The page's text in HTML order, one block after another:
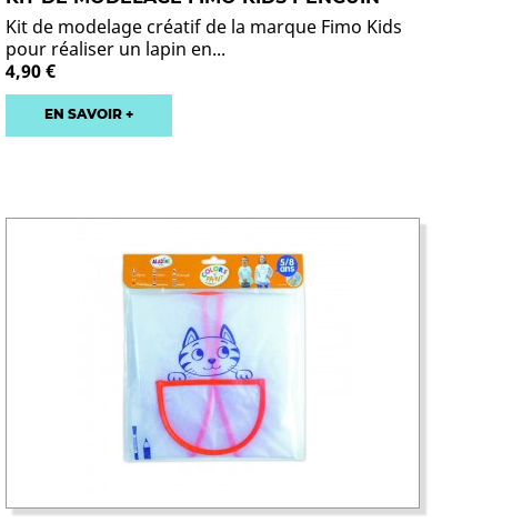
Kit de modelage créatif de la marque Fimo Kids
pour réaliser un lapin en...
4,90 €
EN SAVOIR +